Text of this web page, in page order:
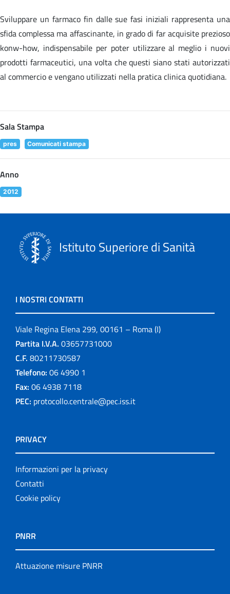
Sviluppare un farmaco fin dalle sue fasi iniziali rappresenta una
sfida complessa ma affascinante, in grado di far acquisite prezioso
konw-how, indispensabile per poter utilizzare al meglio i nuovi
prodotti farmaceutici, una volta che questi siano stati autorizzati
al commercio e vengano utilizzati nella pratica clinica quotidiana.
Sala Stampa
pres Comunicati stampa
Anno
2012
Istituto Superiore di Sanità
I NOSTRI CONTATTI
Viale Regina Elena 299, 00161 – Roma (I)
Partita I.V.A. 03657731000
C.F. 80211730587
Telefono: 06 4990 1
Fax: 06 4938 7118
PEC: protocollo.centrale@pec.iss.it
PRIVACY
Informazioni per la privacy
Contatti
Cookie policy
PNRR
Attuazione misure PNRR